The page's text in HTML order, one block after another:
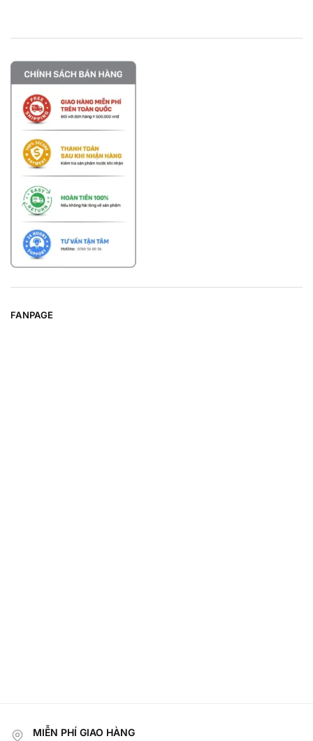
FANPAGE
MIỄN PHÍ GIAO HÀNG